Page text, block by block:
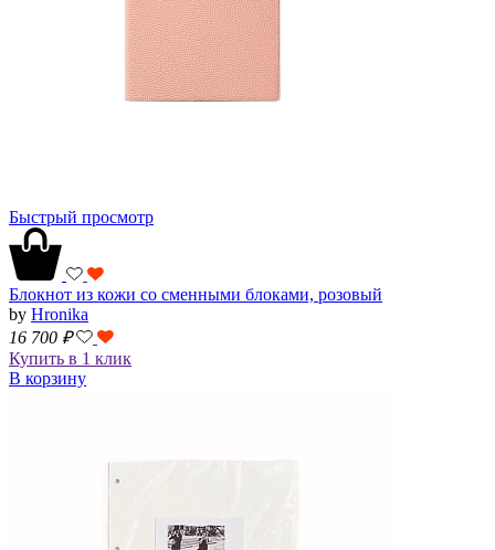
Быстрый просмотр
Блокнот из кожи со сменными блоками, розовый
by Hronika
16 700 ₽
Купить в 1 клик
В корзину